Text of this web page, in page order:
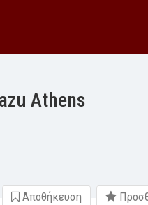
Athens
Αποθήκευση